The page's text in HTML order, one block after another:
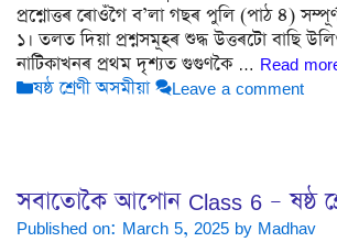
প্ৰশ্নোত্তৰ ৰোওঁগৈ ব’লা গছৰ পুলি (পাঠ ৪) সম্পূৰ্ণ
১। তলত দিয়া প্ৰশ্নসমূহৰ শুদ্ধ উত্তৰটো বাছি
নাটিকাখনৰ প্ৰথম দৃশ্যত গুগুণকৈ … Read
Categories
ষষ্ঠ শ্ৰেণী অসমীয়া Leave a comment
সবাতোকৈ আপোন Class 6 – ষষ্ঠ
Published on: March 5, 2025 by Madhav